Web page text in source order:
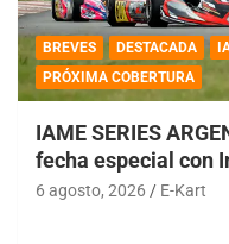
BREVES DESTACADA
PRÓXIMA COBERTURA
IAME SERIES
fecha especial con
6 agosto, 2026 E-Kart